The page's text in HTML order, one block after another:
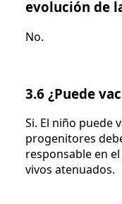
evolución de
No.
3.6 ¿Puede
Si. El niño puede
progenitores
responsable en
vivos atenuados.